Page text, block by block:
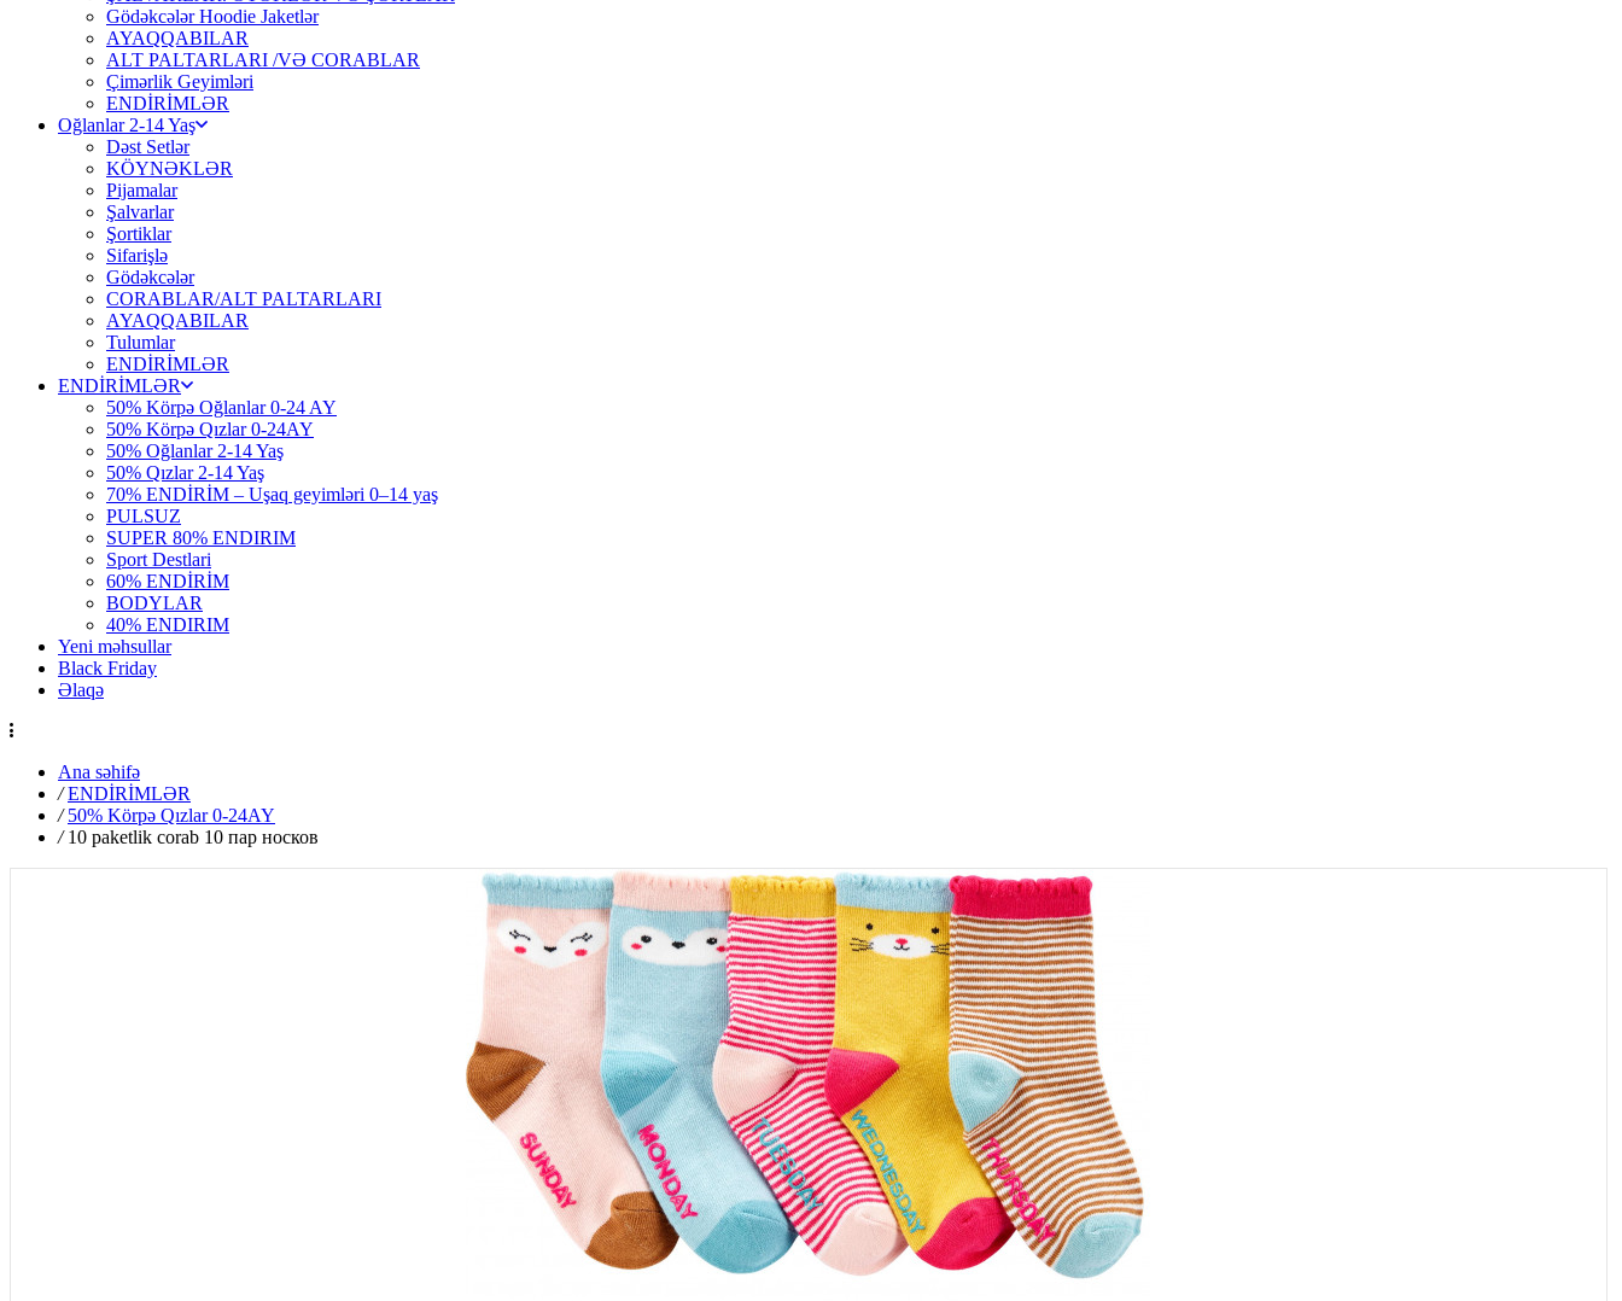
Gödəkcələr Hoodie Jaketlər
AYAQQABILAR
ALT PALTARLARI /VƏ CORABLAR
Çimərlik Geyimləri
ENDİRİMLƏR
Oğlanlar 2-14 Yaş
Dəst Setlər
KÖYNƏKLƏR
Pijamalar
Şalvarlar
Şortiklar
Sifarişlə
Gödəkcələr
CORABLAR/ALT PALTARLARI
AYAQQABILAR
Tulumlar
ENDİRİMLƏR
ENDİRİMLƏR
50% Körpə Oğlanlar 0-24 AY
50% Körpə Qızlar 0-24AY
50% Oğlanlar 2-14 Yaş
50% Qızlar 2-14 Yaş
70% ENDİRİM – Uşaq geyimləri 0–14 yaş
PULSUZ
SUPER 80% ENDIRIM
Sport Destlari
60% ENDİRİM
BODYLAR
40% ENDIRIM
Yeni məhsullar
Black Friday
Əlaqə
Ana səhifə
/ ENDİRİMLƏR
/ 50% Körpə Qızlar 0-24AY
/ 10 paketlik corab 10 пар носков